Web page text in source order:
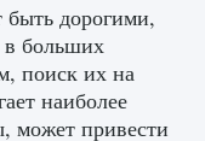
EA
дорогими,
в больших
поиск их на
наиболее
может привести